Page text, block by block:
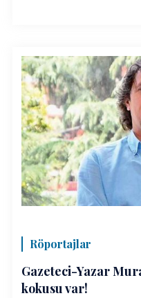
Röportajlar
Gazeteci-Yazar
kokusu var!